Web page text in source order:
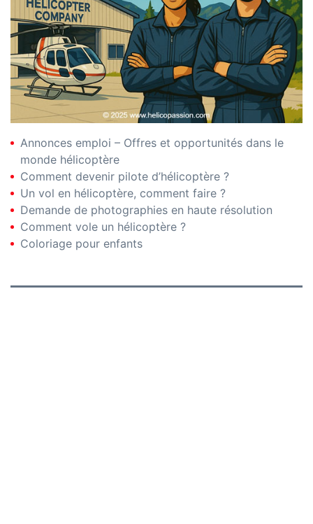
Annonces emploi – Offres et opportunités dans le
monde hélicoptère
Comment devenir pilote d’hélicoptère ?
Un vol en hélicoptère, comment faire ?
Demande de photographies en haute résolution
Comment vole un hélicoptère ?
Coloriage pour enfants